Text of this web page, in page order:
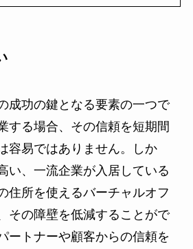
成功の鍵となる要素の一つで
する場合、その信頼を短期間
容易ではありません。しか
い、一流企業が入居している
住所を使えるバーチャルオフ
その障壁を低減することがで
ートナーや顧客からの信頼を